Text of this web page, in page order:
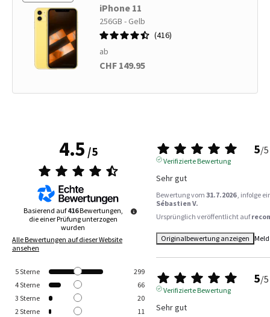
iPhone 11
256GB - Gelb
416
ab
CHF 149.95
4.5/5
Basierend auf416Bewertungen,
die einer Prüfung unterzogen
wurden
Alle Bewertungen auf dieser Website
ansehen
5Sterne
299
4Sterne
66
3 Sterne
20
2 Sterne
11
5/5
Verifizierte Bewertung
Sehr gut
Bewertung vom 31.7.2026 , infolge
Sébastien V.
Ursprünglich veröffentlicht auf
Originalbewertung anzeigen
5/5
Verifizierte Bewertung
Sehr gut